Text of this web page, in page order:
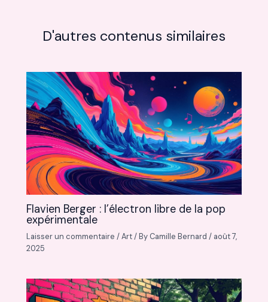
D'autres contenus similaires
Flavien Berger : l’électron libre de la pop
expérimentale
Laisser un commentaire /Art/ By Camille Bernard/ août 7,
2025